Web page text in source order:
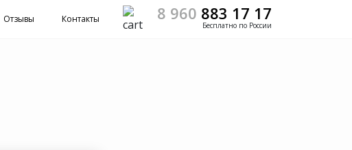
Отзывы Контакты 8 960 883 17 17
Бесплатно по России